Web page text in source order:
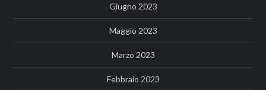
Giugno 2023
Maggio 2023
Marzo 2023
Febbraio 2023